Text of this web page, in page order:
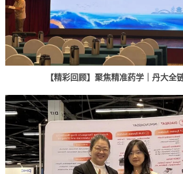
【精彩回顾】聚焦精准药学｜丹大全